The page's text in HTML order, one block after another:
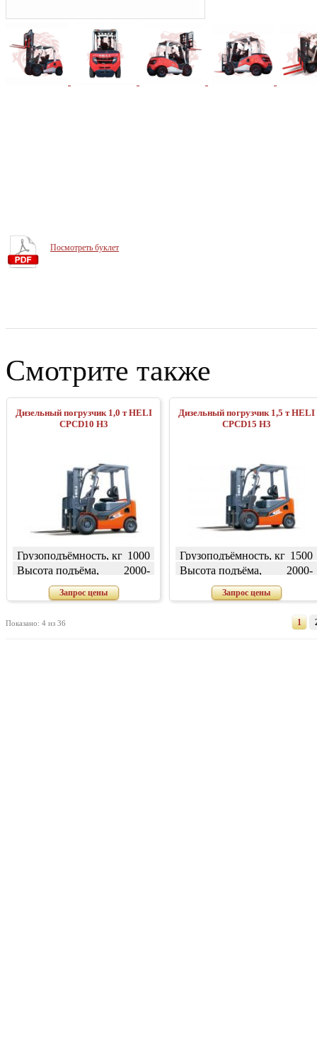
Посмотреть буклет
Смотрите также
Дизельный погрузчик 1,0 т HELI
CPСD10 H3
Грузоподъёмность, кг 1000
Высота подъёма,
2000-
Запрос цены
Дизельный погрузчик 1,5 т HELI
CPСD15 H3
Грузоподъёмность, кг 1500
Высота подъёма,
2000-
Запрос цены
Показано: 4 из 36 1